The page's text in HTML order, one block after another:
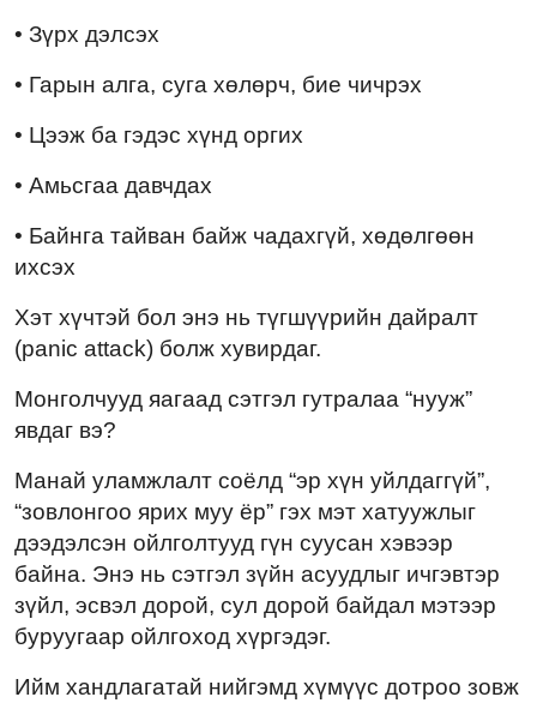
• Зүрх дэлсэх
• Гарын алга, суга хөлөрч, бие чичрэх
• Цээж ба гэдэс хүнд оргих
• Амьсгаа давчдах
• Байнга тайван байж чадахгүй, хөдөлгөөн
ихсэх
Хэт хүчтэй бол энэ нь түгшүүрийн дайралт
(panic attack) болж хувирдаг.
Монголчууд яагаад сэтгэл гутралаа “нууж”
явдаг вэ?
Манай уламжлалт соёлд “эр хүн уйлдаггүй”,
“зовлонгоо ярих муу ёр” гэх мэт хатуужлыг
дээдэлсэн ойлголтууд гүн суусан хэвээр
байна. Энэ нь сэтгэл зүйн асуудлыг ичгэвтэр
зүйл, эсвэл дорой, сул дорой байдал мэтээр
буруугаар ойлгоход хүргэдэг.
Ийм хандлагатай нийгэмд хүмүүс дотроо зовж